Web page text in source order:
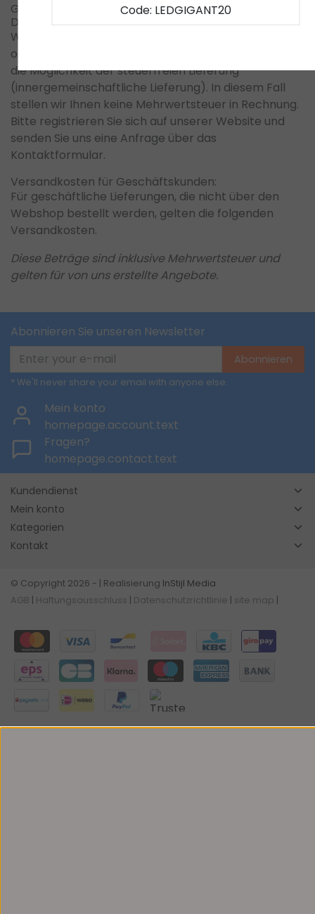
Geschäftliche Bestellungen außerhalb der
Deutschland:
Wenn Sie eine Bestellung aus
oder dem Vereinigten Königreich
die Möglichkeit dersteuerfreien Lieferung
(innergemeinschaftliche Lieferung). In diesem Fall
stellen wir Ihnen keine Mehrwertsteuer in Rechnung.
Bitte registrieren Sie sich auf unserer Website und
senden Sie uns eine Anfrage über das
Kontaktformular.
Versandkosten für Geschäftskunden:
Für geschäftliche Lieferungen, die nicht über den
Webshop bestellt werden, gelten die folgenden
Versandkosten.
Diese Beträge sind inklusive Mehrwertsteuer und
gelten für von uns erstellte Angebote.
Abonnieren Sie unseren Newsletter
Abonnieren
* We'll never share your email with anyone else.
Mein konto
homepage.account.text
Fragen?
homepage.contact.text
Kundendienst
Mein konto
Kategorien
Kontakt
© Copyright 2026 - | Realisierung InStijl Media
AGB
Haftungsausschluss Datenschutzrichtlinie site map
Code: LEDGIGANT20